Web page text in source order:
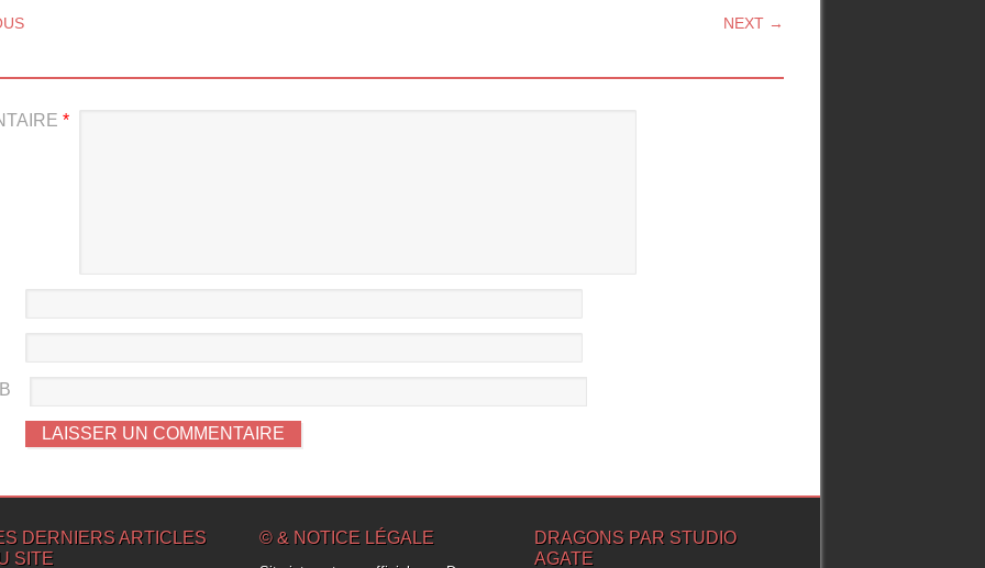
NAVIGATION NEXT →
*
DERNIERS ARTICLES
SITE
© & NOTICE LÉGALE
DRAGONS PAR STUDIO
AGATE